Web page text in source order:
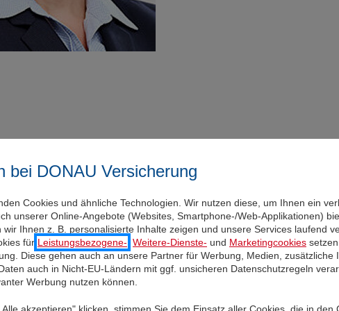
bei DONAU Versicherung
Cookies und ähnliche Technologien. Wir nutzen diese, um Ihnen ein
unserer Online-Angebote (Websites, Smartphone-/Web-Applikationen)
wir Ihnen z. B. personalisierte Inhalte zeigen und unsere Services laufend
für Leistungsbezogene- Weitere-Dienste- und Marketingcookies
Diese gehen auch an unsere Partner für Werbung, Medien, zusätzliche
auch in Nicht-EU-Ländern mit ggf. unsicheren Datenschutzregeln
Werbung nutzen können.
akzeptieren" klicken, stimmen Sie dem Einsatz aller Cookies, die in den
Ernst-
übernimmt
des